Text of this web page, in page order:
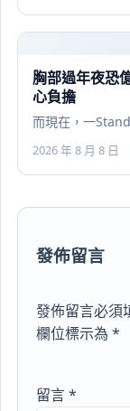
胸部過年夜恐
心負擔
而現在，一
2026 年 8 月 8 日
發佈留言
發佈留言必須
欄位標示為*
留言*